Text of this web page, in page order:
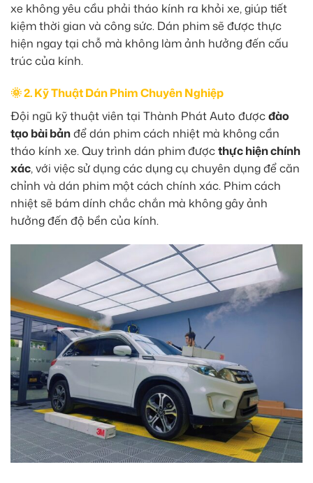
xe không yêu cầu phải tháo kính ra khỏi xe, giúp tiết
kiệm thời gian và công sức. Dán phim sẽ được thực
hiện ngay tại chỗ mà không làm ảnh hưởng đến cấu
trúc của kính.
🌞 2. Kỹ Thuật Dán Phim Chuyên Nghiệp
Đội ngũ kỹ thuật viên tại Thành Phát Auto đượcđào
tạo bài bảnđể dán phim cách nhiệt mà không cần
tháo kính xe. Quy trình dán phim đượcthực hiện chính
xác, với việc sử dụng các dụng cụ chuyên dụng để căn
chỉnh và dán phim một cách chính xác. Phim cách
nhiệt sẽ bám dính chắc chắn mà không gây ảnh
hưởng đến độ bền của kính.